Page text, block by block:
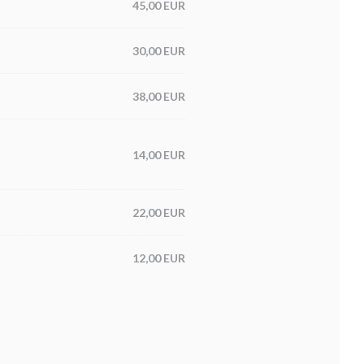
45,00 EUR
30,00 EUR
38,00 EUR
14,00 EUR
22,00 EUR
12,00 EUR